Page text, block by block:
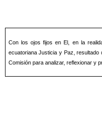
Con los ojos fijos en El, en la
ecuatoriana Justicia y Paz, resultado
Comisión para analizar, reflexionar y